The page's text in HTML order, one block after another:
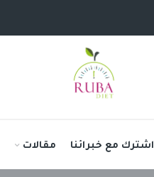
اشترك مع خبرائنا مقالات